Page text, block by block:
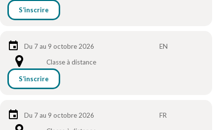
S’inscrire
Du 7 au 9 octobre 2026
EN
Classe à distance
S’inscrire
Du 7 au 9 octobre 2026
FR